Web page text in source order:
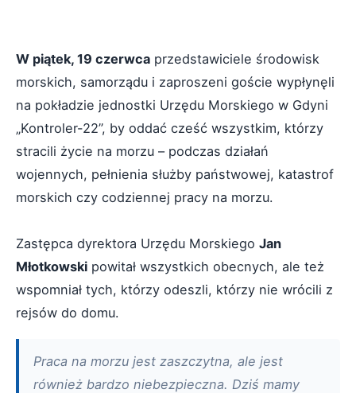
W piątek, 19 czerwca przedstawiciele środowisk
morskich, samorządu i zaproszeni goście wypłynęli
na pokładzie jednostki Urzędu Morskiego w Gdyni
„Kontroler-22”, by oddać cześć wszystkim, którzy
stracili życie na morzu – podczas działań
wojennych, pełnienia służby państwowej, katastrof
morskich czy codziennej pracy na morzu.
Zastępca dyrektora Urzędu Morskiego Jan
Młotkowski powitał wszystkich obecnych, ale też
wspomniał tych, którzy odeszli, którzy nie wrócili z
rejsów do domu.
Praca na morzu jest zaszczytna, ale jest
również bardzo niebezpieczna. Dziś mamy